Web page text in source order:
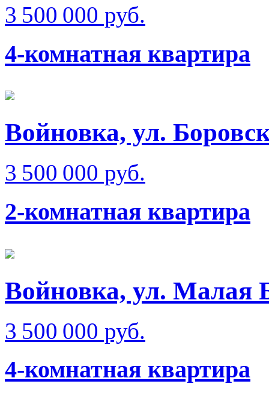
3 500 000 руб.
4-комнатная квартира
Войновка, ул.
3 500 000 руб.
2-комнатная квартира
Войновка, ул. Малая
3 500 000 руб.
4-комнатная квартира